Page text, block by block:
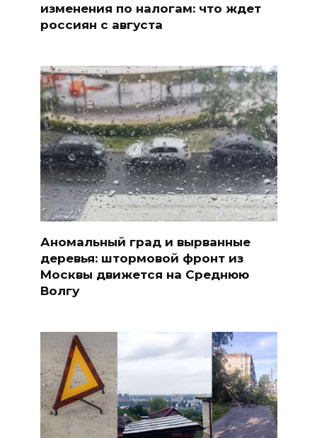
изменения по налогам: что ждет
россиян с августа
Аномальный град и вырванные
деревья: штормовой фронт из
Москвы движется на Среднюю
Волгу